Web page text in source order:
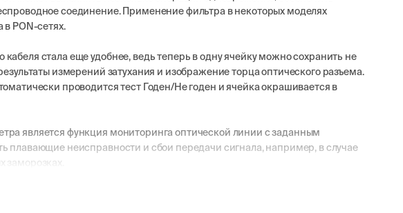
соединение. Применение фильтра в некоторых моделях
в PON-сетях.
стала еще удобнее, ведь теперь в одну ячейку можно сохранить не
измерений затухания и изображение торца оптического разъема.
проводится тест Годен/Не годен и ячейка окрашивается в
является функция мониторинга оптической линии с заданным
плавающие неисправности и сбои передачи сигнала, например, в случае